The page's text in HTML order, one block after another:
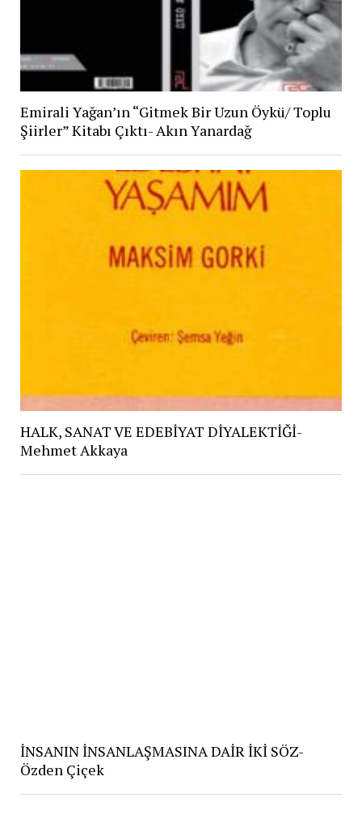
Emirali Yağan’ın “Gitmek Bir Uzun Öykü/ Toplu
Şiirler” Kitabı Çıktı- Akın Yanardağ
HALK, SANAT VE EDEBİYAT DİYALEKTİĞİ-
Mehmet Akkaya
İNSANIN İNSANLAŞMASINA DAİR İKİ SÖZ-
Özden Çiçek